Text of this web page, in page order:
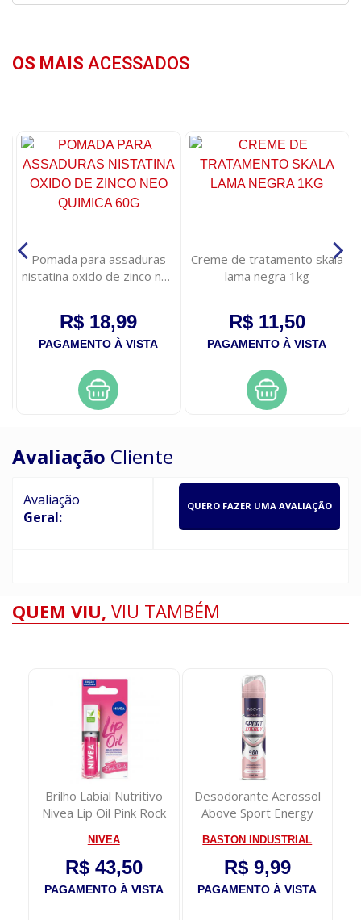
OS MAIS ACESSADOS
Pomada para assaduras
nistatina oxido de zinco neo
R$ 18,99
PAGAMENTO À VISTA
Creme de tratamento skala
lama negra 1kg
R$ 11,50
PAGAMENTO À VISTA
Avaliação Cliente
Avaliação
Geral:
QUERO FAZER UMA AVALIAÇÃO
QUEM VIU, VIU TAMBÉM
Brilho Labial Nutritivo
Nivea Lip Oil Pink Rock
NIVEA
R$ 43,50
PAGAMENTO À VISTA
Desodorante Aerossol
Above Sport Energy
BASTON INDUSTRIAL
R$ 9,99
PAGAMENTO À VISTA